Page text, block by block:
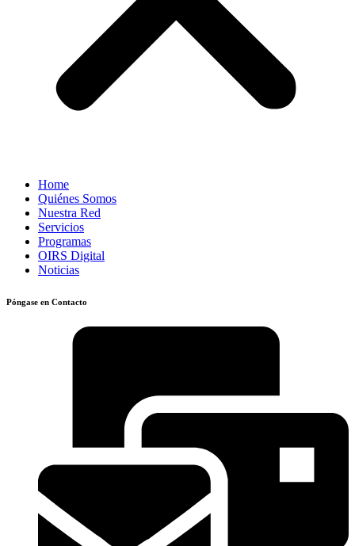
Home
Quiénes Somos
Nuestra Red
Servicios
Programas
OIRS Digital
Noticias
Póngase en Contacto